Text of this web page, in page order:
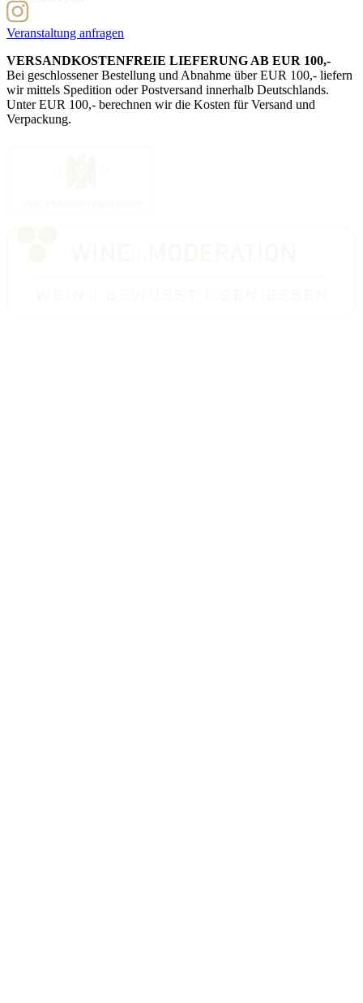
Veranstaltung anfragen
VERSANDKOSTENFREIE LIEFERUNG AB EUR 100,-
Bei geschlossener Bestellung und Abnahme über EUR 100,- liefern
wir mittels Spedition oder Postversand innerhalb Deutschlands.
Unter EUR 100,- berechnen wir die Kosten für Versand und
Verpackung.